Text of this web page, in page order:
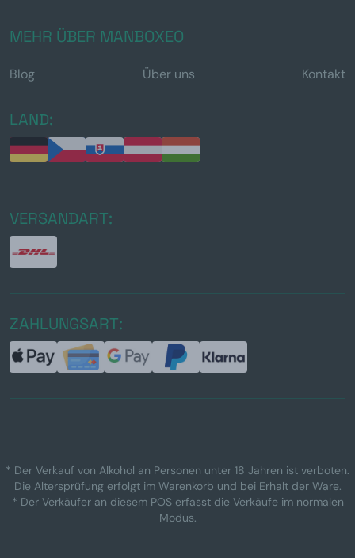
MEHR ÜBER MANBOXEO
Blog Über uns Kontakt
LAND:
VERSANDART:
ZAHLUNGSART:
* Der Verkauf von Alkohol an Personen unter 18 Jahren ist verboten.
Die Altersprüfung erfolgt im Warenkorb und bei Erhalt der Ware.
* Der Verkäufer an diesem POS erfasst die Verkäufe im normalen
Modus.